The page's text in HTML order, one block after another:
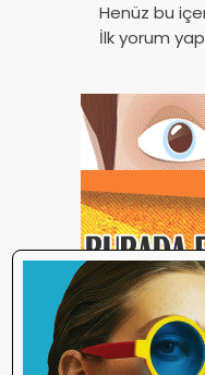
Henüz bu
İlk yorum